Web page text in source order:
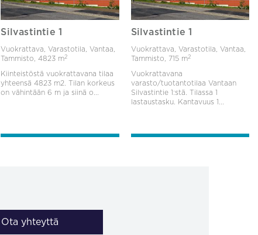
Silvastintie 1
Vuokrattava, Varastotila, Vantaa,
Tammisto,4823 m2
Kiinteistöstä vuokrattavana tilaa
yhteensä 4823 m2. Tilan korkeus
on vähintään 6 m ja siinä o...
Silvastintie 1
Vuokrattava, Varastotila, Vantaa,
Tammisto,
715 m2
Vuokrattavana
varasto/tuotantotilaa Vantaan
Silvastintie 1:stä. Tilassa 1
lastaustasku. Kantavuus 1...
Ota yhteyttä